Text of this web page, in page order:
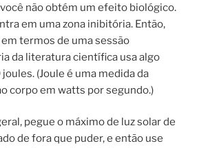
não obtém um efeito biológico.
em uma zona inibitória. Então,
em termos de uma sessão
da literatura científica usa algo
(Joule é uma medida da
corpo em watts por segundo.)
pegue o máximo de luz solar de
de fora que puder, e então use